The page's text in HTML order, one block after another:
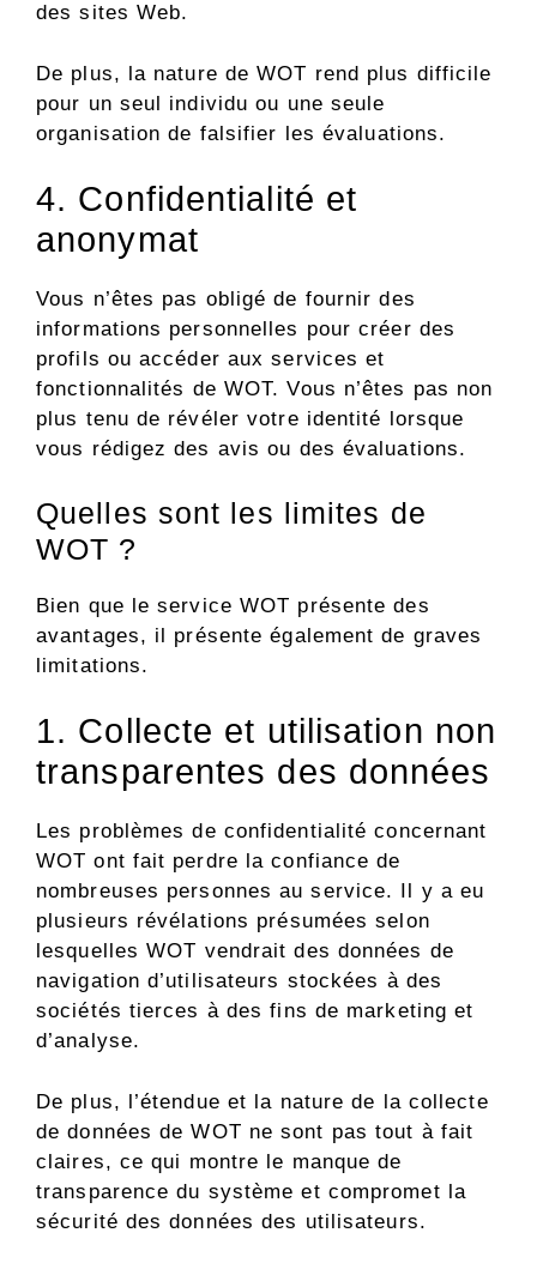
des sites Web.
De plus, la nature de WOT rend plus difficile
pour un seul individu ou une seule
organisation de falsifier les évaluations.
4. Confidentialité et
anonymat
Vous n’êtes pas obligé de fournir des
informations personnelles pour créer des
profils ou accéder aux services et
fonctionnalités de WOT. Vous n’êtes pas non
plus tenu de révéler votre identité lorsque
vous rédigez des avis ou des évaluations.
Quelles sont les limites de
WOT ?
Bien que le service WOT présente des
avantages, il présente également de graves
limitations.
1. Collecte et utilisation non
transparentes des données
Les problèmes de confidentialité concernant
WOT ont fait perdre la confiance de
nombreuses personnes au service. Il y a eu
plusieurs révélations présumées selon
lesquelles WOT vendrait des données de
navigation d’utilisateurs stockées à des
sociétés tierces à des fins de marketing et
d’analyse.
De plus, l’étendue et la nature de la collecte
de données de WOT ne sont pas tout à fait
claires, ce qui montre le manque de
transparence du système et compromet la
sécurité des données des utilisateurs.